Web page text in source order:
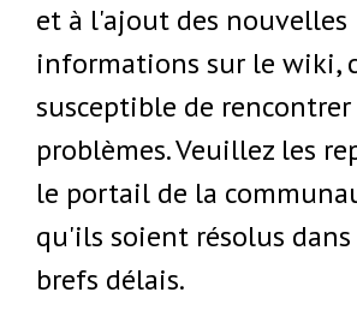
et à l'ajout des nouvelles
informations sur le wiki,
susceptible de
problèmes. Veuillez les
le portail de la
qu'ils soient résolus
brefs délais.